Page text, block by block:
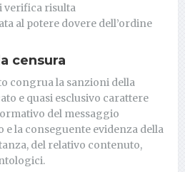
verifica risulta
al potere dovere dell’ordine
censura
congrua la sanzioni della
e quasi esclusivo carattere
del messaggio
la conseguente evidenza della
del relativo contenuto,